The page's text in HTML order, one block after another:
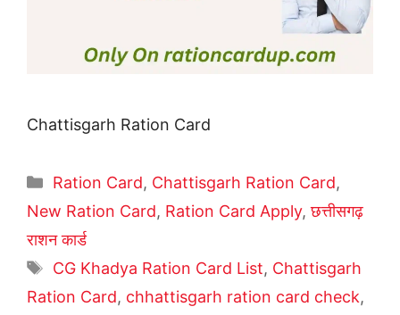
Chattisgarh Ration Card
Categories
Ration Card, Chattisgarh Ration Card,
New Ration Card, Ration Card Apply,छत्तीसगढ़
राशन कार्ड
Tags
CG Khadya Ration Card List, Chattisgarh
Ration Card, chhattisgarh ration card check,